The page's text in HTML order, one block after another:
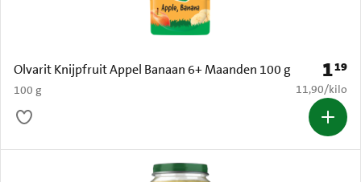
Olvarit Knijpfruit Appel Banaan 6+ Maanden 100 g
100 g
Prijs:
119
€ 11,90 per
11,90/kilo